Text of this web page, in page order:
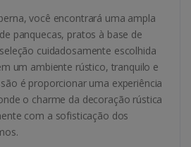
você encontrará uma ampla
panquecas, pratos à base de
cuidadosamente escolhida
um ambiente rústico, tranquilo e
é proporcionar uma experiência
o charme da decoração rústica
com a sofisticação dos